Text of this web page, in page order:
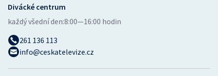
Divácké centrum
každý všední den:8:00—16:00 hodin
261 136 113
info@ceskatelevize.cz